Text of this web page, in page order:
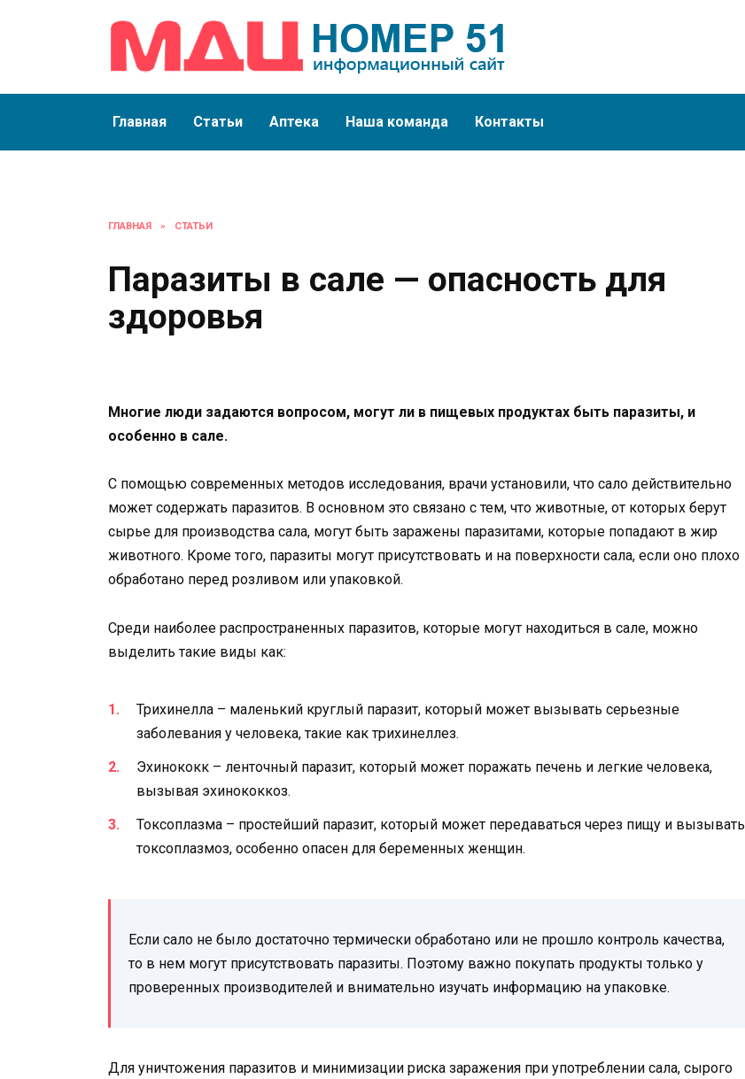
Главная Статьи Аптека Наша команда Контакты
ГЛАВНАЯ » СТАТЬИ
Паразиты в сале — опасность для
здоровья
Многие люди задаются вопросом, могут ли в пищевых продуктах быть паразиты, и
особенно в сале.
С помощью современных методов исследования, врачи установили, что сало действительно
может содержать паразитов. В основном это связано с тем, что животные, от которых берут
сырье для производства сала, могут быть заражены паразитами, которые попадают в жир
животного. Кроме того, паразиты могут присутствовать и на поверхности сала, если оно плохо
обработано перед розливом или упаковкой.
Среди наиболее распространенных паразитов, которые могут находиться в сале, можно
выделить такие виды как:
Трихинелла – маленький круглый паразит, который может вызывать серьезные
заболевания у человека, такие как трихинеллез.
Эхинококк – ленточный паразит, который может поражать печень и легкие человека,
вызывая эхинококкоз.
Токсоплазма – простейший паразит, который может передаваться через пищу и вызывать
токсоплазмоз, особенно опасен для беременных женщин.
Если сало не было достаточно термически обработано или не прошло контроль качества,
то в нем могут присутствовать паразиты. Поэтому важно покупать продукты только у
проверенных производителей и внимательно изучать информацию на упаковке.
Для уничтожения паразитов и минимизации риска заражения при употреблении сала, сырого